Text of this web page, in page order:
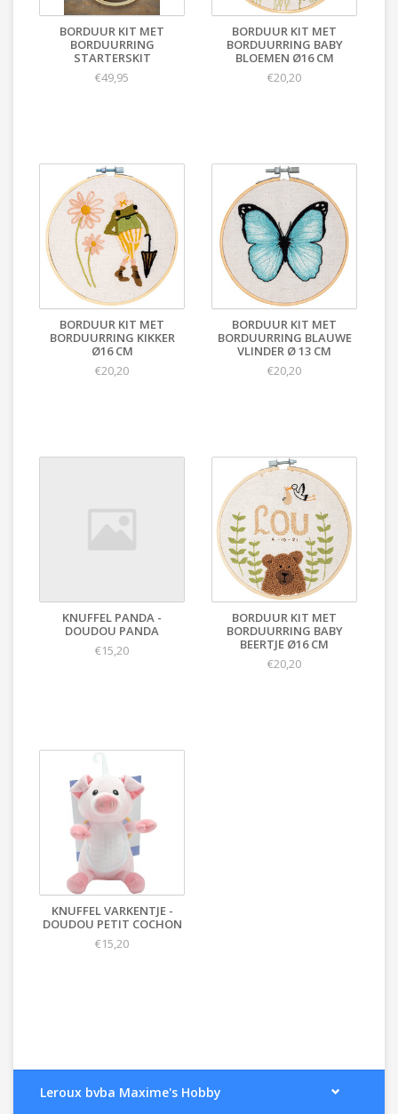
BORDUUR KIT MET
BORDUURRING
STARTERSKIT
€49,95
BORDUUR KIT MET
BORDUURRING BABY
BLOEMEN Ø16 CM
€20,20
BORDUUR KIT MET
BORDUURRING KIKKER
Ø16 CM
€20,20
BORDUUR KIT MET
BORDUURRING BLAUWE
VLINDER Ø 13 CM
€20,20
KNUFFEL PANDA -
DOUDOU PANDA
€15,20
BORDUUR KIT MET
BORDUURRING BABY
BEERTJE Ø16 CM
€20,20
KNUFFEL VARKENTJE -
DOUDOU PETIT COCHON
€15,20
Leroux bvba Maxime's Hobby